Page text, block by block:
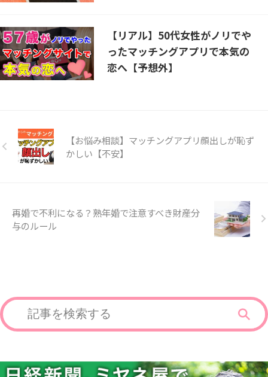
【リアル】50代女性がノリでや
ったマッチングアプリで本気の
恋へ【予想外】
【お悩み相談】マッチングアプリ顔出しが恥ず
かしい【不安】
再婚で不利になる？熟年婚で注意すべき財産分
与のルール